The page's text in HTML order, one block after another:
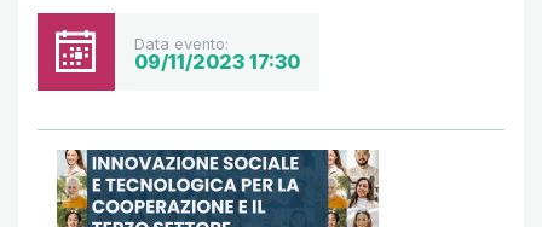
Data evento:
09/11/2023 17:30